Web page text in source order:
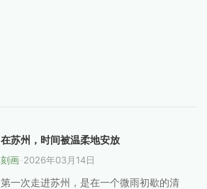
在苏州，时间被温柔地安放
刻画 2026年03月14日
第一次走进苏州，是在一个微雨初歇的清